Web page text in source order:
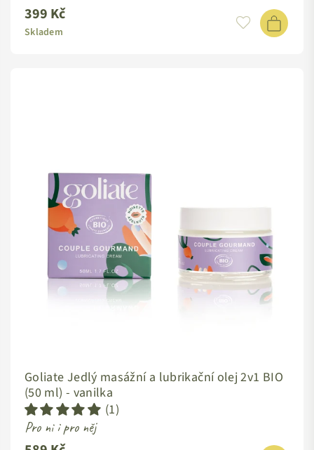
Standardní
cena
399 Kč
Skladem
Goliate Jedlý masážní a lubrikační olej 2v1 BIO
(50 ml) - vanilka
(1)
Pro ni i pro něj